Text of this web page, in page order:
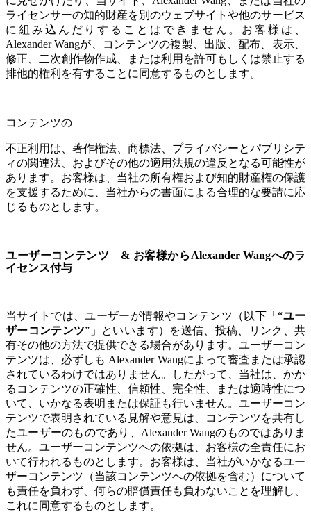
ライセンサーの知的財産を別のウェブサイトや他のサービス
に組み込んだりすることはできません。お客様は、
Alexander Wangが、コンテンツの複製、出版、配布、表示、
修正、二次創作物作成、または利用を許可もしくは禁止する
排他的権利を有することに同意するものとします。
コンテンツの
不正利用は、著作権法、商標法、プライバシーとパブリシテ
ィの関連法、およびその他の適用法規の違反となる可能性が
あります。お客様は、当社の所有権および知的財産権の保護
を支援するために、当社からの書面による合理的な要請に応
じるものとします。
ユーザーコンテンツ & お客様からAlexander Wangへのラ
イセンス付与
当サイトでは、ユーザーが情報やコンテンツ（以下「“ユー
ザーコンテンツ”」といいます）を送信、投稿、リンク、共
有その他の方法で提供できる場合があります。ユーザーコン
テンツは、必ずしも Alexander Wangによって審査または承認
されているわけではありません。したがって、当社は、かか
るコンテンツの正確性、信頼性、完全性、または適時性につ
いて、いかなる表明または保証も行いません。ユーザーコン
テンツで表明されている見解や意見は、コンテンツを共有し
たユーザーのものであり、Alexander Wangのものではありま
せん。ユーザーコンテンツへの依拠は、お客様の全責任にお
いて行われるものとします。お客様は、当社がいかなるユー
ザーコンテンツ（当該コンテンツへの依拠を含む）について
も責任を負わず、何らの賠償責任も負わないことを理解し、
これに同意するものとします。